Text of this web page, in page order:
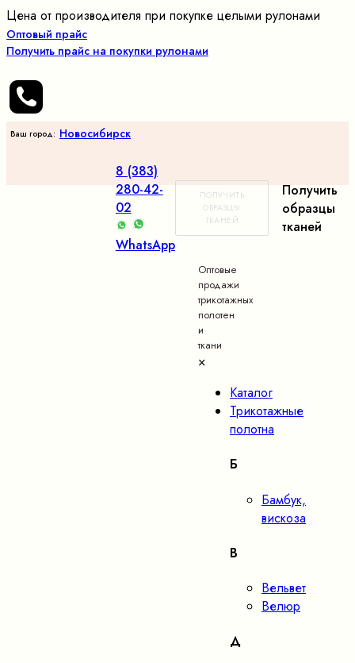
Цена от производителя при покупке целыми рулонами
Оптовый прайс
Получить прайс на покупки рулонами
Ваш город: Новосибирск
8 (383)
280-42-
02
WhatsApp
ПОЛУЧИТЬ
ОБРАЗЦЫ
ТКАНЕЙ
Получить
образцы
тканей
Оптовые
продажи
трикотажных
полотен
и
ткани
×
Каталог
Трикотажные
полотна
Б
Бамбук,
вискоза
В
Вельвет
Велюр
Д